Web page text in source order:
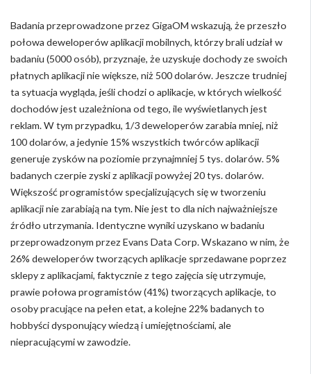
Badania przeprowadzone przez GigaOM wskazują, że przeszło
połowa deweloperów aplikacji mobilnych, którzy brali udział w
badaniu (5000 osób), przyznaje, że uzyskuje dochody ze swoich
płatnych aplikacji nie większe, niż 500 dolarów. Jeszcze trudniej
ta sytuacja wygląda, jeśli chodzi o aplikacje, w których wielkość
dochodów jest uzależniona od tego, ile wyświetlanych jest
reklam. W tym przypadku, 1/3 deweloperów zarabia mniej, niż
100 dolarów, a jedynie 15% wszystkich twórców aplikacji
generuje zysków na poziomie przynajmniej 5 tys. dolarów. 5%
badanych czerpie zyski z aplikacji powyżej 20 tys. dolarów.
Większość programistów specjalizujących się w tworzeniu
aplikacji nie zarabiają na tym. Nie jest to dla nich najważniejsze
źródło utrzymania. Identyczne wyniki uzyskano w badaniu
przeprowadzonym przez Evans Data Corp. Wskazano w nim, że
26% deweloperów tworzących aplikacje sprzedawane poprzez
sklepy z aplikacjami, faktycznie z tego zajęcia się utrzymuje,
prawie połowa programistów (41%) tworzących aplikacje, to
osoby pracujące na pełen etat, a kolejne 22% badanych to
hobbyści dysponujący wiedzą i umiejętnościami, ale
niepracującymi w zawodzie.